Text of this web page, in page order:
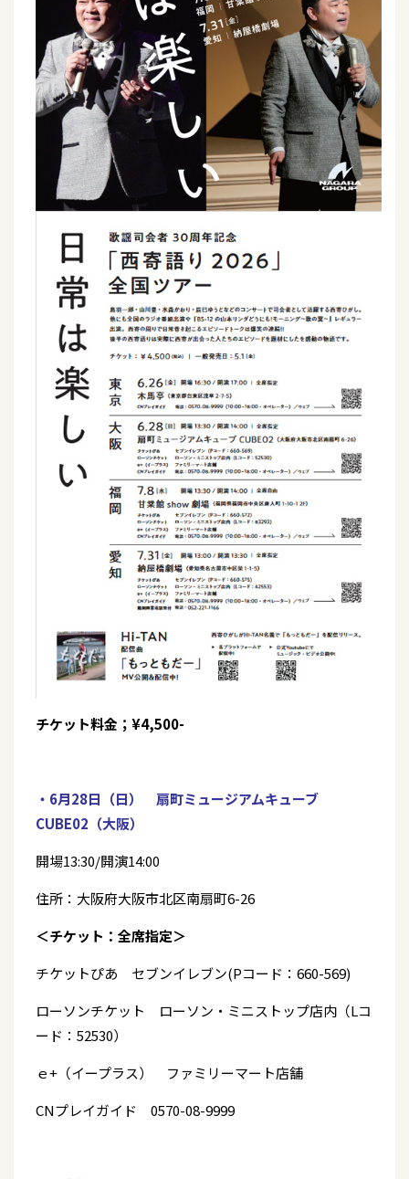
チケット料金；¥4,500-
・6月28日（日） 扇町ミュージアムキューブ
CUBE02（大阪）
開場13:30/開演14:00
住所：大阪府大阪市北区南扇町6-26
＜チケット：全席指定＞
チケットぴあ セブンイレブン(Pコード：660-569)
ローソンチケット ローソン・ミニストップ店内（Lコ
ード：52530）
ｅ+（イープラス） ファミリーマート店舗
CNプレイガイド 0570-08-9999